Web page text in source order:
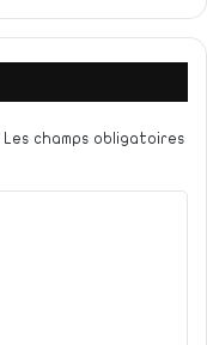
Les champs obligatoires